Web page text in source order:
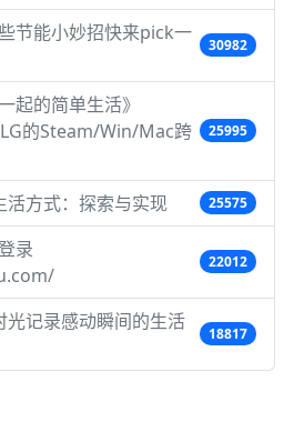
节能小妙招快来pick一
30982
起的简单生活》
的Steam/Win/Mac跨
25995
活方式：探索与实现 25575
录
22012
光记录感动瞬间的生活
18817